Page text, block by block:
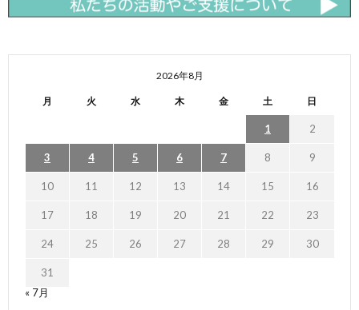
2026年8月
月 火 水 木 金 土 日
1 2
3 4 5 6 7 8 9
10 11 12 13 14 15 16
17 18 19 20 21 22 23
24 25 26 27 28 29 30
31
« 7月